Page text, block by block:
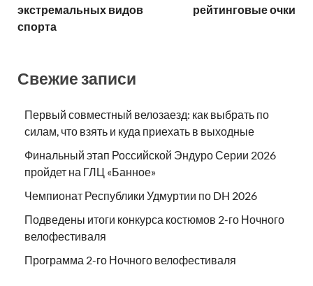
экстремальных видов
спорта
рейтинговые очки
Свежие записи
Первый совместный велозаезд: как выбрать по
силам, что взять и куда приехать в выходные
Финальный этап Российской Эндуро Серии 2026
пройдет на ГЛЦ «Банное»
Чемпионат Республики Удмуртии по DH 2026
Подведены итоги конкурса костюмов 2-го Ночного
велофестиваля
Программа 2-го Ночного велофестиваля